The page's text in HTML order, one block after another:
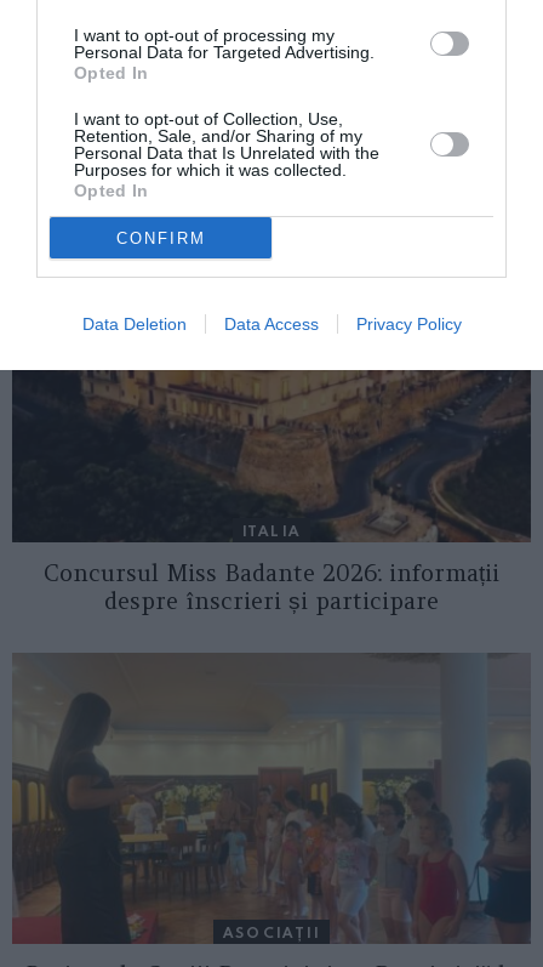
I want to opt-out of processing my
Personal Data for Targeted Advertising.
Opted In
I want to opt-out of Collection, Use,
Retention, Sale, and/or Sharing of my
Personal Data that Is Unrelated with the
Purposes for which it was collected.
Opted In
CONFIRM
Data Deletion Data Access Privacy Policy
Fiii imigranților întineresc Italia deși au
identitatea ”suspendată”. Câţi se simt
AȚI PUTEA DORI DE
ASEMENEA
ITALIA
Concursul Miss Badante 2026: informații
despre înscrieri și participare
ASOCIAŢII